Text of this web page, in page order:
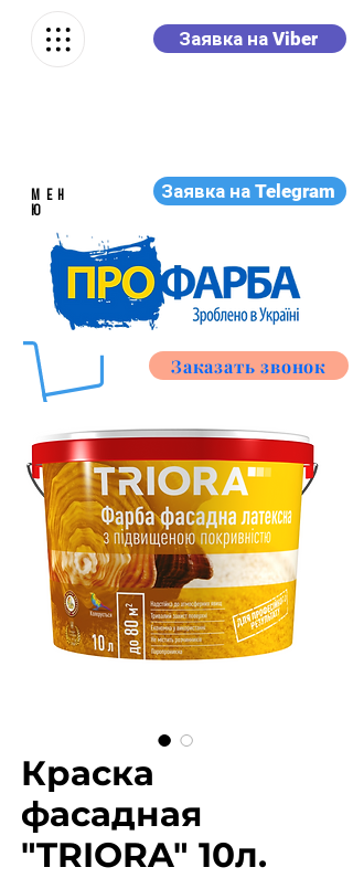
Заявка на Viber
Заявка на Telegram
МЕН
Ю
Заказать звонок
Краска
фасадная
"TRIORA" 10л.